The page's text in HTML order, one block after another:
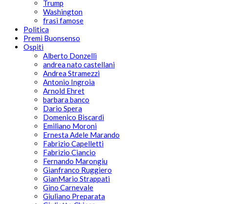
Trump
Washington
frasi famose
Politica
Premi Buonsenso
Ospiti
Alberto Donzelli
andrea nato castellani
Andrea Stramezzi
Antonio Ingroia
Arnold Ehret
barbara banco
Dario Spera
Domenico Biscardi
Emiliano Moroni
Ernesta Adele Marando
Fabrizio Capelletti
Fabrizio Ciancio
Fernando Marongiu
Gianfranco Ruggiero
GianMario Strappati
Gino Carnevale
Giuliano Preparata